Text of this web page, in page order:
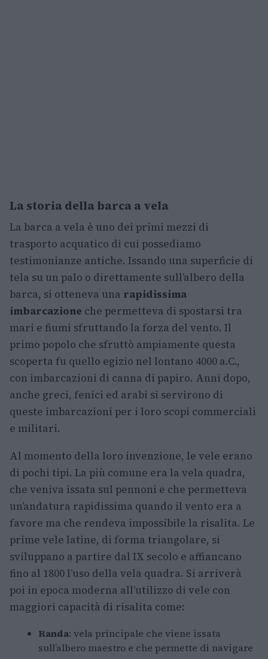
La storia della barca a vela
La barca a vela è uno dei primi mezzi di
trasporto acquatico di cui possediamo
testimonianze antiche. Issando una superficie di
tela su un palo o direttamente sull’albero della
barca, si otteneva una rapidissima
imbarcazione che permetteva di spostarsi tra
mari e fiumi sfruttando la forza del vento. Il
primo popolo che sfruttò ampiamente questa
scoperta fu quello egizio nel lontano 4000 a.C.,
con imbarcazioni di canna di papiro. Anni dopo,
anche greci, fenici ed arabi si servirono di
queste imbarcazioni per i loro scopi commerciali
e militari.
Al momento della loro invenzione, le vele erano
di pochi tipi. La più comune era la vela quadra,
che veniva issata sul pennoni e che permetteva
un’andatura rapidissima quando il vento era a
favore ma che rendeva impossibile la risalita. Le
prime vele latine, di forma triangolare, si
sviluppano a partire dal IX secolo e affiancano
fino al 1800 l’uso della vela quadra. Si arriverà
poi in epoca moderna all’utilizzo di vele con
maggiori capacità di risalita come:
Randa: vela principale che viene issata
sull’albero maestro e che permette di navigare